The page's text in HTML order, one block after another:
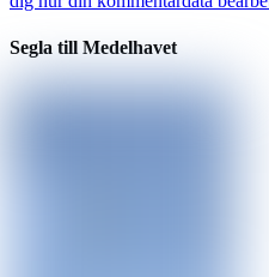
Segla till Medelhavet